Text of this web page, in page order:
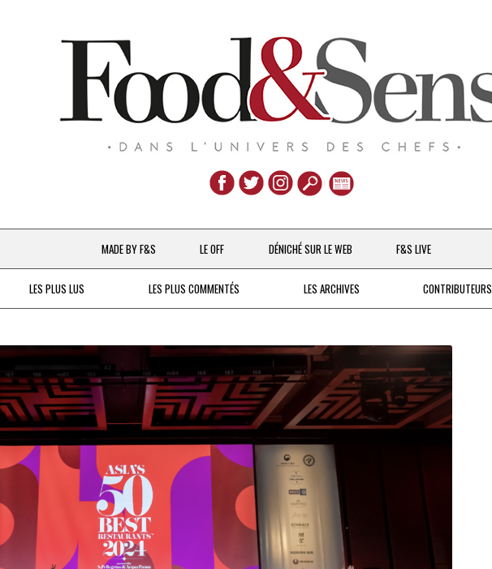
Aller
au
contenu
MADE BY F&S
CHEFS & ACTUALITÉS
À LA PETITE CUILLÈRE
DESTIN DE FEMME
V…DE VOYAGE
LE OFF DÉNICHÉ SUR LE WEB F&S LIVE
LES PLUS LUS LES PLUS COMMENTÉS LES ARCHIVES CONTRIBUTEURS